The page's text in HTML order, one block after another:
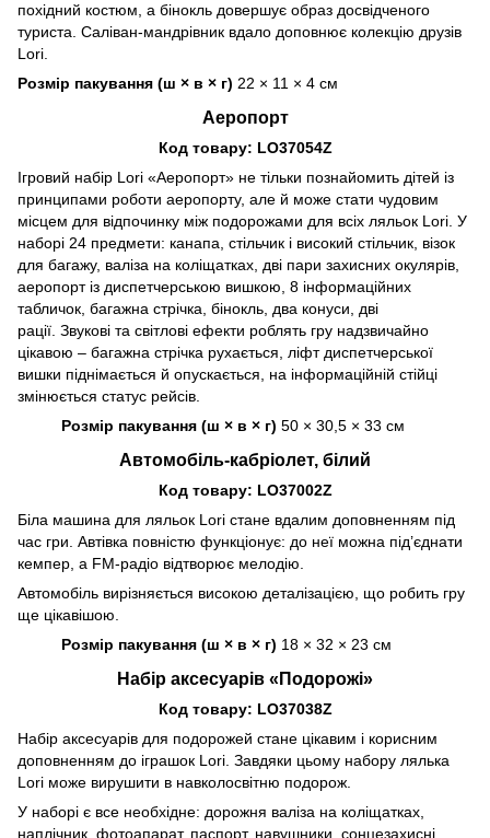
похідний костюм, а бінокль довершує образ досвідченого
туриста. Саліван-мандрівник вдало доповнює колекцію друзів
Lori.
Розмір пакування (ш × в × г) 22 × 11 × 4 см
Аеропорт
Код товару: LO37054Z
Ігровий набір Lori «Аеропорт» не тільки познайомить дітей із
принципами роботи аеропорту, але й може стати чудовим
місцем для відпочинку між подорожами для всіх ляльок Lori. У
наборі 24 предмети: канапа, стільчик і високий стільчик, візок
для багажу, валіза на коліщатках, дві пари захисних окулярів,
аеропорт із диспетчерською вишкою, 8 інформаційних
табличок, багажна стрічка, бінокль, два конуси, дві
рації. Звукові та світлові ефекти роблять гру надзвичайно
цікавою – багажна стрічка рухається, ліфт диспетчерської
вишки піднімається й опускається, на інформаційній стійці
змінюється статус рейсів.
Розмір пакування (ш × в × г) 50 × 30,5 × 33 см
Автомобіль-кабріолет, білий
Код товару: LO37002Z
Біла машина для ляльок Lori стане вдалим доповненням під
час гри. Автівка повністю функціонує: до неї можна під’єднати
кемпер, а FM-радіо відтворює мелодію.
Автомобіль вирізняється високою деталізацією, що робить гру
ще цікавішою.
Розмір пакування (ш × в × г) 18 × 32 × 23 см
Набір аксесуарів «Подорожі»
Код товару: LO37038Z
Набір аксесуарів для подорожей стане цікавим і корисним
доповненням до іграшок Lori. Завдяки цьому набору лялька
Lori може вирушити в навколосвітню подорож.
У наборі є все необхідне: дорожня валіза на коліщатках,
наплічник, фотоапарат, паспорт, навушники, сонцезахисні